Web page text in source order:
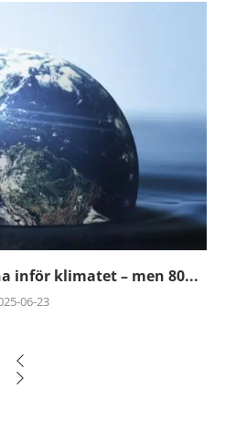
inför klimatet – men 80...
06-23